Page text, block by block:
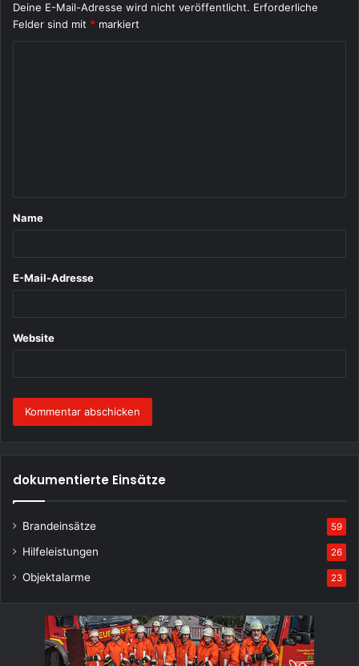
Deine E-Mail-Adresse wird nicht veröffentlicht. Erforderliche
Felder sind mit * markiert
a
Name
E-Mail-Adresse
Website
dokumentierte Einsätze
Brandeinsätze 59
Hilfeleistungen 26
Objektalarme 23